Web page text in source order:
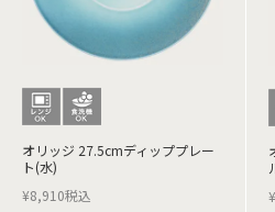
オリッジ 27.5cmディッププレー
ト(水)
¥8,910税込
¥